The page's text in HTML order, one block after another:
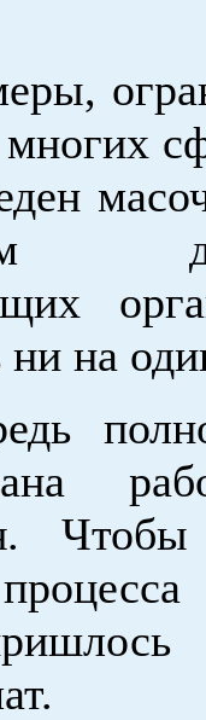
многих
ни на